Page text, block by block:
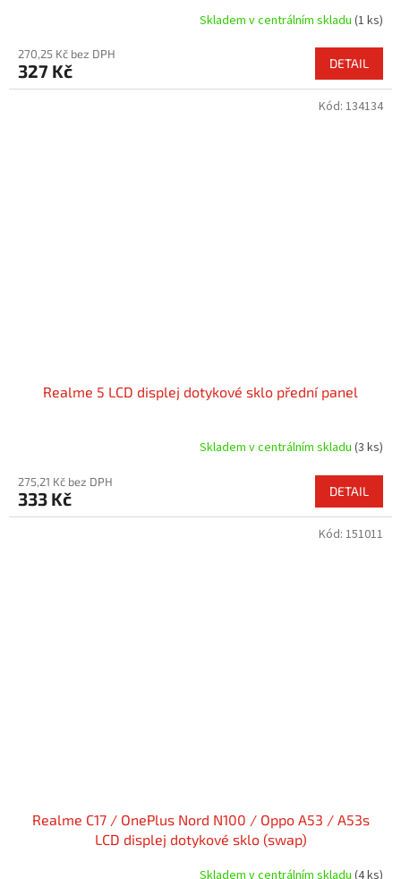
Skladem v centrálním skladu (1 ks)
270,25 Kč bez DPH
327 Kč DETAIL
Realme 5 LCD displej dotykové sklo přední panel
Skladem v centrálním skladu (3 ks)
275,21 Kč bez DPH
333 Kč DETAIL
Kód: 134134
Realme C17 / OnePlus Nord N100 / Oppo A53 / A53s
LCD displej dotykové sklo (swap)
Kód: 151011